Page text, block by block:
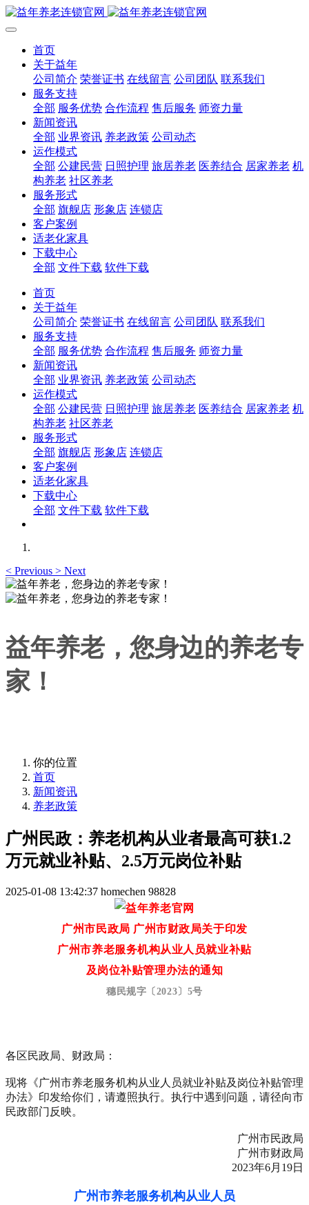
首页
关于益年
公司简介 荣誉证书 在线留言 公司团队 联系我们
服务支持
全部 服务优势 合作流程 售后服务 师资力量
新闻资讯
全部 业界资讯 养老政策 公司动态
运作模式
全部 公建民营 日照护理 旅居养老 医养结合 居家养老 机
构养老 社区养老
服务形式
全部 旗舰店 形象店 连锁店
客户案例
适老化家具
下载中心
全部 文件下载 软件下载
首页
关于益年
公司简介 荣誉证书 在线留言 公司团队 联系我们
服务支持
全部 服务优势 合作流程 售后服务 师资力量
新闻资讯
全部 业界资讯 养老政策 公司动态
运作模式
全部 公建民营 日照护理 旅居养老 医养结合 居家养老 机
构养老 社区养老
服务形式
全部 旗舰店 形象店 连锁店
客户案例
适老化家具
下载中心
全部 文件下载 软件下载
< Previous > Next
益年养老，您身边的养老专
家！
你的位置
首页
新闻资讯
养老政策
广州民政：养老机构从业者最高可获1.2
万元就业补贴、2.5万元岗位补贴
2025-01-08 13:42:37 homechen 98828
广州市民政局 广州市财政局关于印发
广州市养老服务机构从业人员就业补贴
及岗位补贴管理办法的通知
穗民规字〔2023〕5号
各区民政局、财政局：
现将《广州市养老服务机构从业人员就业补贴及岗位补贴管理
办法》印发给你们，请遵照执行。执行中遇到问题，请径向市
民政部门反映。
广州市民政局
广州市财政局
2023年6月19日
广州市养老服务机构从业人员